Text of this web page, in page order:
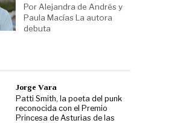
Por Alejandra de Andrés y
Paula Macías La autora
debuta
Jorge Vara
Patti Smith, la poeta del punk
reconocida con el Premio
Princesa de Asturias de las